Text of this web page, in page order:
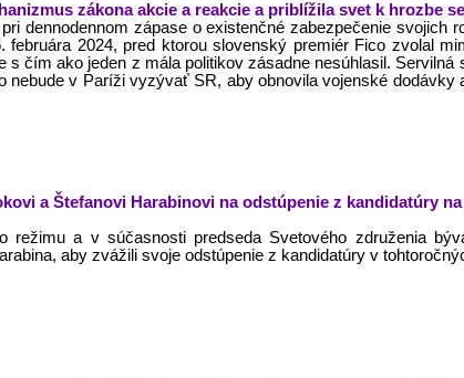
zákona akcie a reakcie a priblížila svet k hrozbe
dennodennom zápase o existenčné zabezpečenie
februára 2024, pred ktorou slovenský premiér Fico zvolal
s čím ako jeden z mála politikov zásadne nesúhlasil.
nebude v Paríži vyzývať SR, aby obnovila vojenské
a Štefanovi Harabinovi na odstúpenie z kandidatúry
režimu a v súčasnosti predseda Svetového združenia
aby zvážili svoje odstúpenie z kandidatúry v